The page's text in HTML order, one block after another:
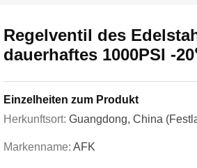
Regelventil des
dauerhaftes 1000PSI -
Einzelheiten zum Produkt
Herkunftsort: Guangdong, China
Markenname: AFK